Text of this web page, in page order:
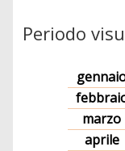
Periodo
marzo
aprile